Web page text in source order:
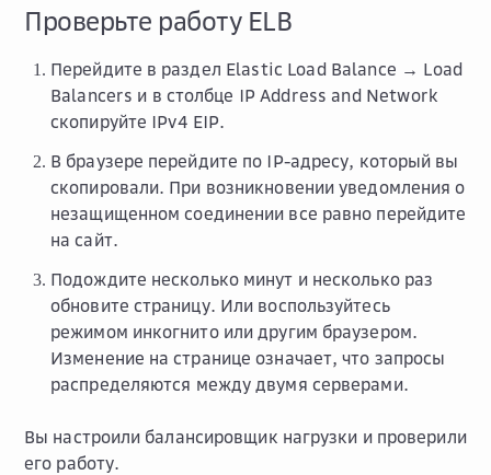
Проверьте работу ELB
Перейдите в раздел Elastic Load Balance → Load
Balancers и в столбце IP Address and Network
скопируйте IPv4 EIP.
В браузере перейдите по IP-адресу, который вы
скопировали. При возникновении уведомления о
незащищенном соединении все равно перейдите
на сайт.
Подождите несколько минут и несколько раз
обновите страницу. Или воспользуйтесь
режимом инкогнито или другим браузером.
Изменение на странице означает, что запросы
распределяются между двумя серверами.
Вы настроили балансировщик нагрузки и проверили
его работу.